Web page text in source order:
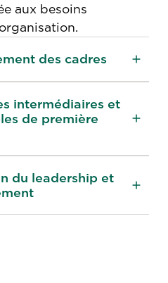
aux besoins
des cadres
intermédiaires et
de première
du leadership et